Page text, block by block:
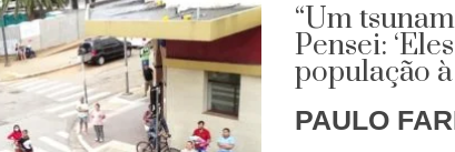
“Um
Pensei:
população
PAULO